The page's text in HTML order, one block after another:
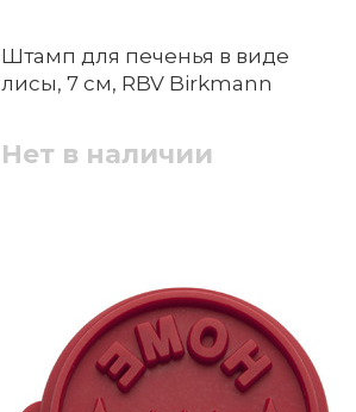
Штамп для печенья в виде
лисы, 7 см, RBV Birkmann
Нет в наличии